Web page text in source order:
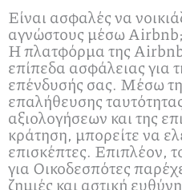
Είναι ασφαλές να
αγνώστους μέσω Airbnb;
Η πλατφόρμα της
επίπεδα ασφάλειας για
επένδυσής σας. Μέσω
επαλήθευσης
αξιολογήσεων και της
κράτηση, μπορείτε να
επισκέπτες. Επιπλέον,
για Οικοδεσπότες
ζημιές και αστική